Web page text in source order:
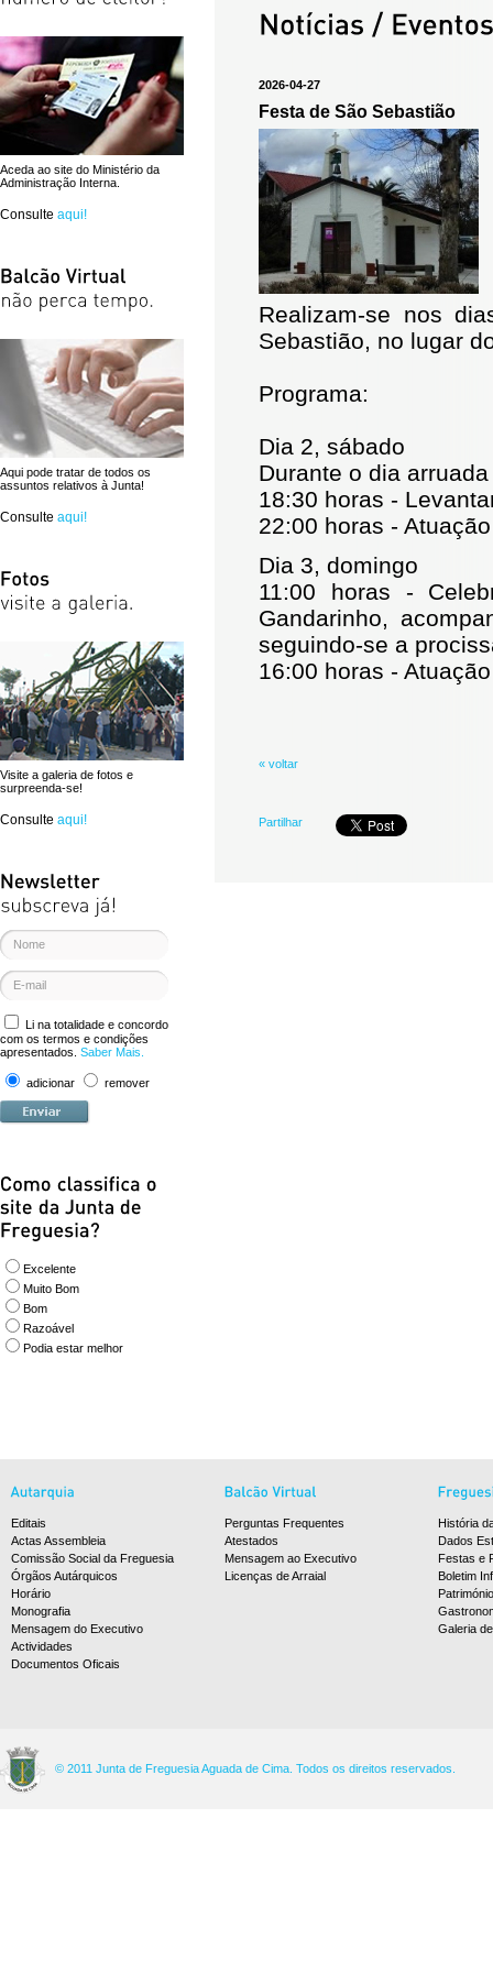
Aceda ao site do Ministério da
Administração Interna.
Consulte aqui!
Aqui pode tratar de todos os
assuntos relativos à Junta!
Consulte aqui!
Visite a galeria de fotos e
surpreenda-se!
Consulte aqui!
Li na totalidade e concordo
com os termos e condições
apresentados. Saber Mais.
adicionar remover
Excelente
Muito Bom
Bom
Razoável
Podia estar melhor
2026-04-27
Festa de São Sebastião
Realizam-se nos
Sebastião, no lugar
Programa:
Dia 2, sábado
Durante o dia
18:30 horas -
22:00 horas -
Dia 3, domingo
11:00 horas -
Gandarinho,
seguindo-se a
16:00 horas -
« voltar
Partilhar
Editais
Actas Assembleia
Comissão Social da Freguesia
Órgãos Autárquicos
Horário
Monografia
Mensagem do Executivo
Actividades
Documentos Oficais
Perguntas Frequentes
Atestados
Mensagem ao Executivo
Licenças de Arraial
História
Dados
Festas e
Boletim
Património
Galeria
© 2011 Junta de Freguesia Aguada de Cima. Todos os direitos reservados.